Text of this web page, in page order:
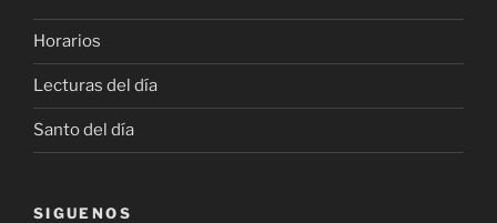
Horarios
Lecturas del día
Santo del día
SIGUENOS